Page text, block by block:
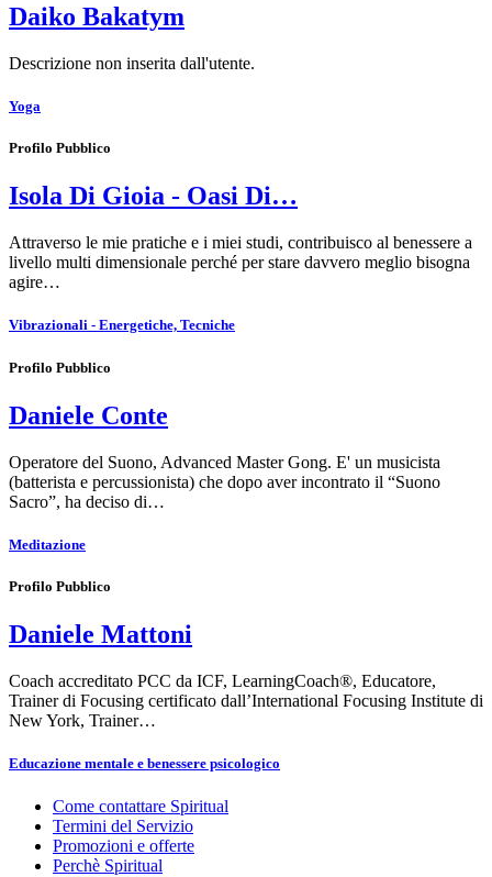
Daiko Bakatym
Descrizione non inserita dall'utente.
Yoga
Profilo Pubblico
Isola Di Gioia - Oasi Di…
Attraverso le mie pratiche e i miei studi, contribuisco al benessere a
livello multi dimensionale perché per stare davvero meglio bisogna
agire…
Vibrazionali - Energetiche, Tecniche
Profilo Pubblico
Daniele Conte
Operatore del Suono, Advanced Master Gong. E' un musicista
(batterista e percussionista) che dopo aver incontrato il “Suono
Sacro”, ha deciso di…
Meditazione
Profilo Pubblico
Daniele Mattoni
Coach accreditato PCC da ICF, LearningCoach®, Educatore,
Trainer di Focusing certificato dall’International Focusing Institute di
New York, Trainer…
Educazione mentale e benessere psicologico
Come contattare Spiritual
Termini del Servizio
Promozioni e offerte
Perchè Spiritual